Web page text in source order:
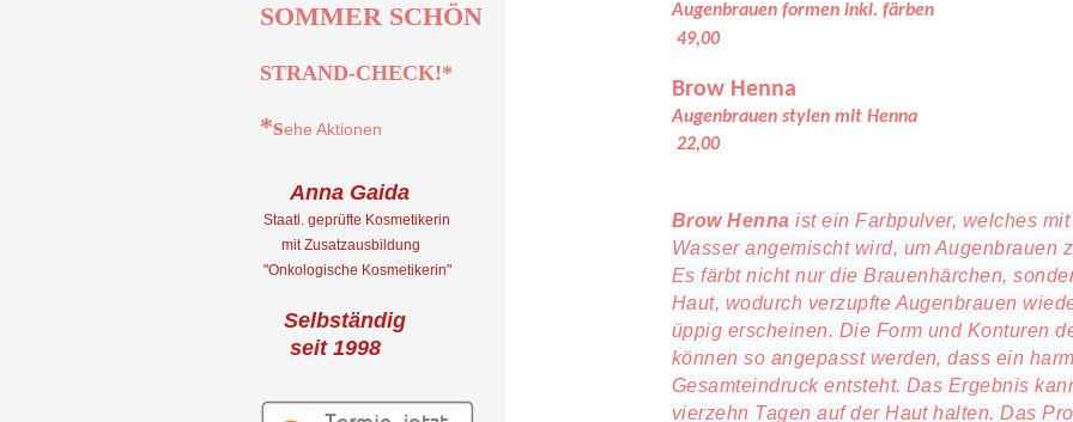
Augenbrauen formen inkl. färben
49,00
Brow Henna
Augenbrauen stylen mit
22,00
Brow Henna ist ein Farbpulver, welches
Wasser angemischt wird, um Augenbrauen
Es färbt nicht nur die Brauenhärchen,
Haut, wodurch verzupfte Augenbrauen
üppig erscheinen. Die Form und Konturen
können so angepasst werden, dass ein
Gesamteindruck entsteht. Das Ergebnis
vierzehn Tagen auf der Haut halten. Das
SOMMER SCHÖN
STRAND-CHECK!*
*sehe Aktionen
Anna Gaida
Staatl. geprüfte Kosmetikerin
mit Zusatzausbildung
"Onkologische Kosmetikerin"
Selbständig
seit 1998